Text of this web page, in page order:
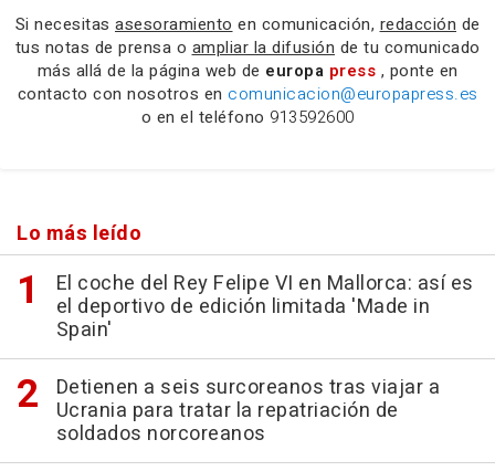
Si necesitas asesoramiento en comunicación, redacción de
tus notas de prensa o ampliar la difusión de tu comunicado
más allá de la página web de europa press , ponte en
contacto con nosotros en comunicacion@europapress.es
o en el teléfono 913592600
Lo más leído
El coche del Rey Felipe VI en Mallorca: así es
el deportivo de edición limitada 'Made in
Spain'
Detienen a seis surcoreanos tras viajar a
Ucrania para tratar la repatriación de
soldados norcoreanos